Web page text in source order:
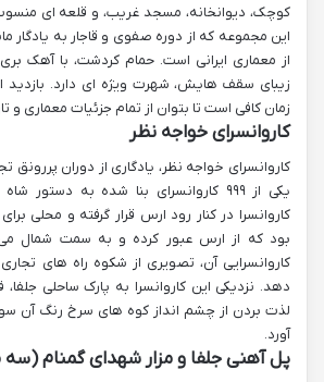
کوچک، دیوانخانه، مسجد غریب، و قلعه ای
این مجموعه که از دوره صفوی و قاجار به یادگار
از معماری ایرانی است. حمام کردشت، با آهک
زیبای سقف هایش، شهرت ویژه ای دارد. بازدید
زمان کافی است تا بتوان از تمام جزئیات معماری و
کاروانسرای خواجه نظر
کاروانسرای خواجه نظر، یادگاری از دوران
یکی از ۹۹۹ کاروانسرای بنا شده به
کاروانسرا در کنار رود ارس قرار گرفته و محلی
بود که از ارس عبور کرده و به سمت شمال می
کاروانسرایی آن، تصویری از شکوه راه های تجاری
دهد. نزدیکی این کاروانسرا به پارک ساحلی
لذت بردن از چشم انداز کوه های سرخ رنگ آن
آورد.
پل آهنی جلفا و مزار شهدای گمنام (سه